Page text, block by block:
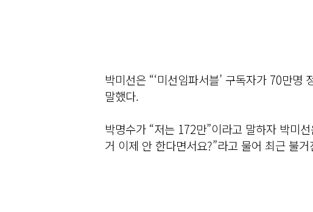
박미선은 “‘미선임파서블’ 구독자가 70만명
말했다.
박명수가 “저는 172만”이라고 말하자 박미
거 이제 안 한다면서요?”라고 물어 최근 불